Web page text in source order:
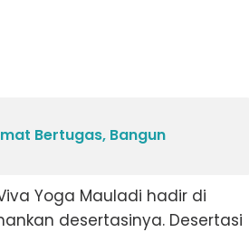
Bertugas, Bangun
Yoga Mauladi hadir di
desertasinya. Desertasi